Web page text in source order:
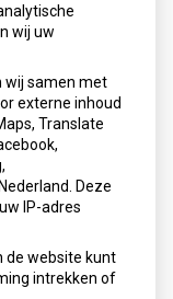
wij uw
wij samen met
externe inhoud
Translate
Deze
IP-adres
de website kunt
intrekken of